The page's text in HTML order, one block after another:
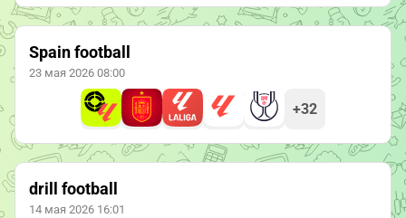
Spain football
23 мая 2026 08:00
+32
drill football
14 мая 2026 16:01